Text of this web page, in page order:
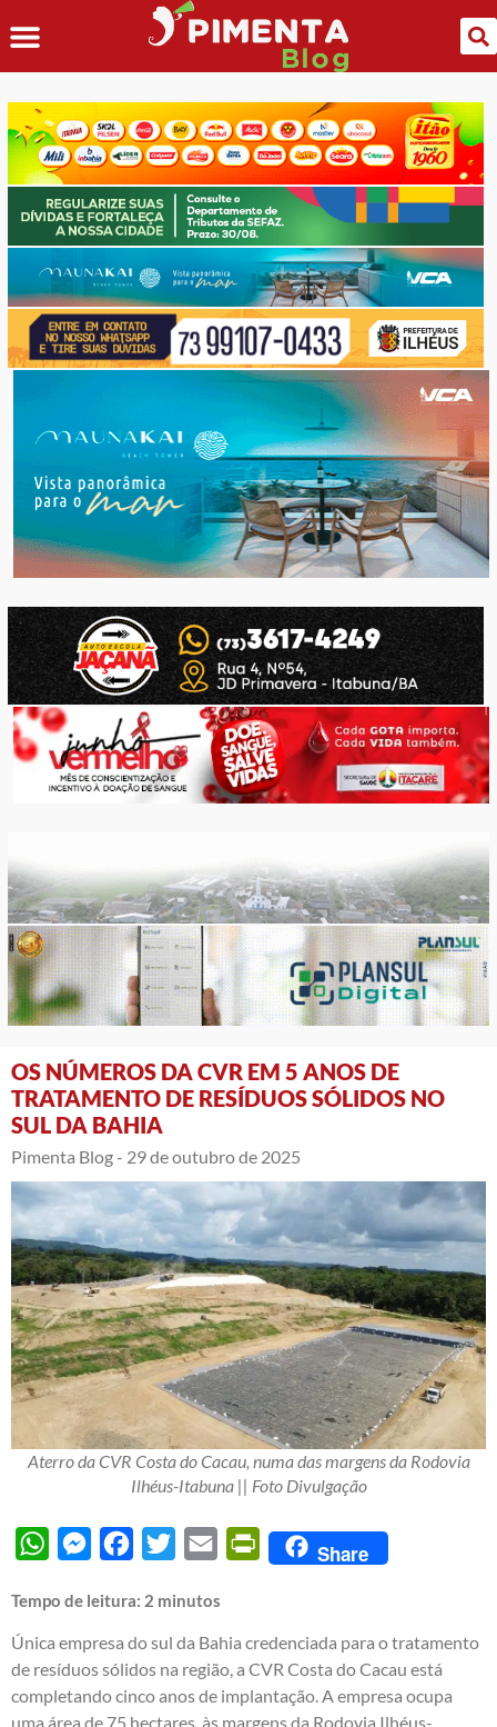
OS NÚMEROS DA CVR EM 5 ANOS DE
TRATAMENTO DE RESÍDUOS SÓLIDOS NO
SUL DA BAHIA
Pimenta Blog - 29 de outubro de 2025
Aterro da CVR Costa do Cacau, numa das margens da Rodovia
Ilhéus-Itabuna || Foto Divulgação
WhatsAppMessengerFacebook
Twitter Email PrintFriendly
Share
Tempo de leitura: 2 minutos
Única empresa do sul da Bahia credenciada para o tratamento
de resíduos sólidos na região, a CVR Costa do Cacau está
completando cinco anos de implantação. A empresa ocupa
uma área de 75 hectares, às margens da Rodovia Ilhéus-